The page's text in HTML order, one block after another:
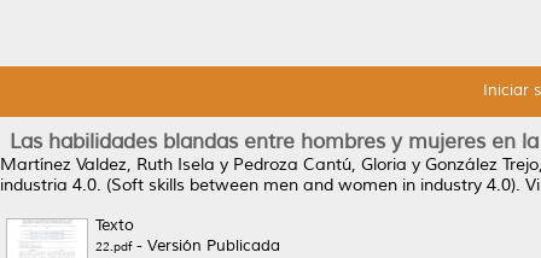
Iniciar
Las habilidades blandas entre hombres y mujeres en
Martínez Valdez, Ruth Isela y Pedroza Cantú, Gloria y González
industria 4.0. (Soft skills between men and women in industry 4.0).
Texto
22.pdf- Versión Publicada